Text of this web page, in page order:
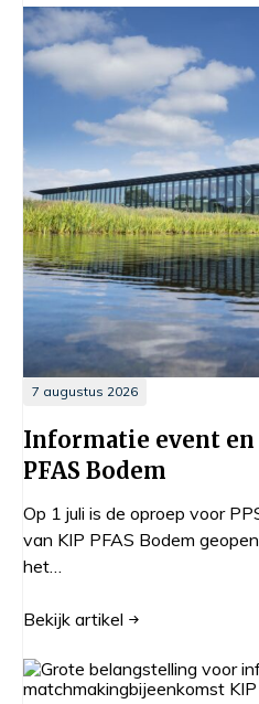
7 augustus 2026
Informatie event
PFAS Bodem
Op 1 juli is de oproep voor
van KIP PFAS Bodem
het…
Bekijk artikel